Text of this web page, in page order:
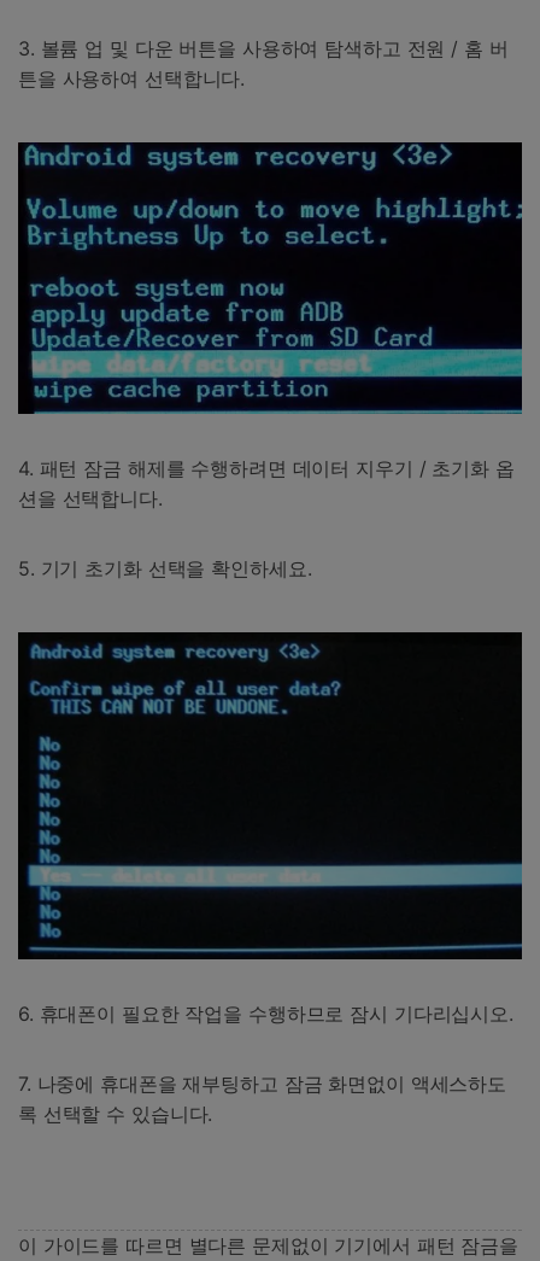
3. 볼륨 업 및 다운 버튼을 사용하여 탐색하고 전원 / 홈 버
튼을 사용하여 선택합니다.
4. 패턴 잠금 해제를 수행하려면 데이터 지우기 / 초기화 옵
션을 선택합니다.
5. 기기 초기화 선택을 확인하세요.
6. 휴대폰이 필요한 작업을 수행하므로 잠시 기다리십시오.
7. 나중에 휴대폰을 재부팅하고 잠금 화면없이 액세스하도
록 선택할 수 있습니다.
이 가이드를 따르면 별다른 문제없이 기기에서 패턴 잠금을